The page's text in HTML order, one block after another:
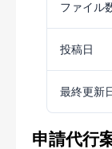
ファイル
投稿日
最終更新
申請代行